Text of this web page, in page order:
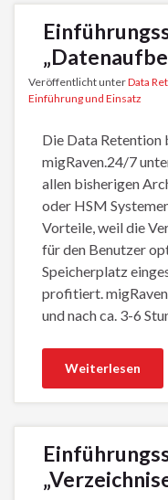
Veröffentlicht unterData
Einführung und Einsatz
Die Data Retention
migRaven.24/7
allen bisherigen
oder HSM
Vorteile, weil die
für den Benutzer
Speicherplatz
profitiert.
und nach ca. 3-6
Weiterlesen